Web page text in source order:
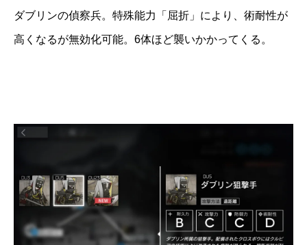
ダブリンの偵察兵。特殊能力「屈折」により、術耐性が
高くなるが無効化可能。6体ほど襲いかかってくる。